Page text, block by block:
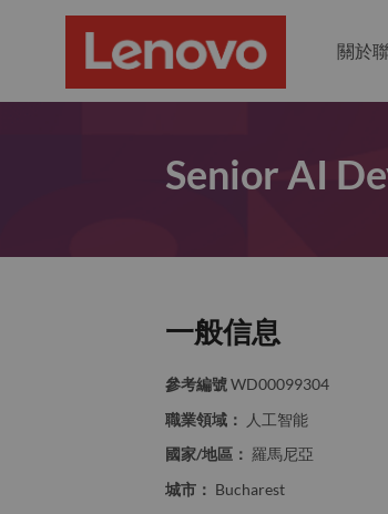
關於
Senior AI
一般信息
參考編號 WD00099304
職業領域：
人工智能
國家/地區： 羅馬尼亞
城市： Bucharest